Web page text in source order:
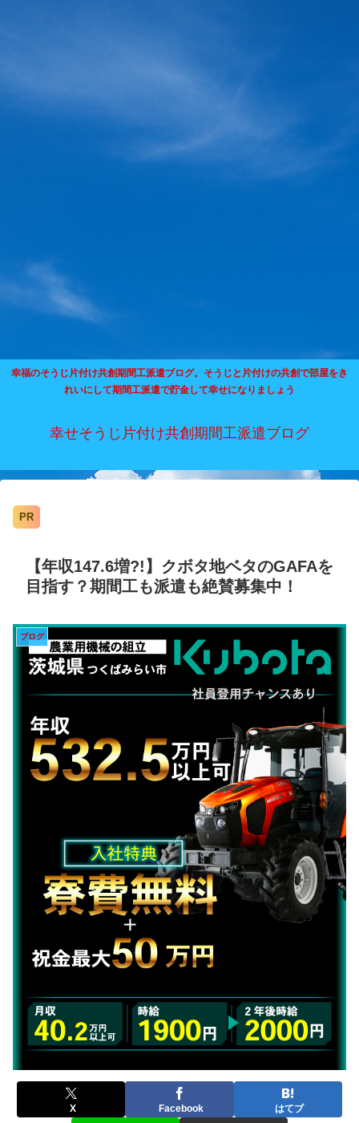
幸福のそうじ片付け共創期間工派遣ブログ。そうじと片付けの共創で部屋をき
れいにして期間工派遣で貯金して幸せになりましょう
幸せそうじ片付け共創期間工派遣ブログ
PR
【年収147.6増?!】クボタ地ベタのGAFAを
目指す？期間工も派遣も絶賛募集中！
ブログ
X Facebook はてブ